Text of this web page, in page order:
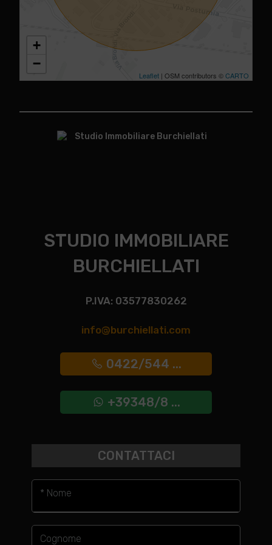
+
−
Leaflet| OSM contributors ©CARTO
STUDIO IMMOBILIARE
BURCHIELLATI
P.IVA: 03577830262
info@burchiellati.com
0422/544 ...
+39348/8 ...
CONTATTACI
* Nome
Cognome